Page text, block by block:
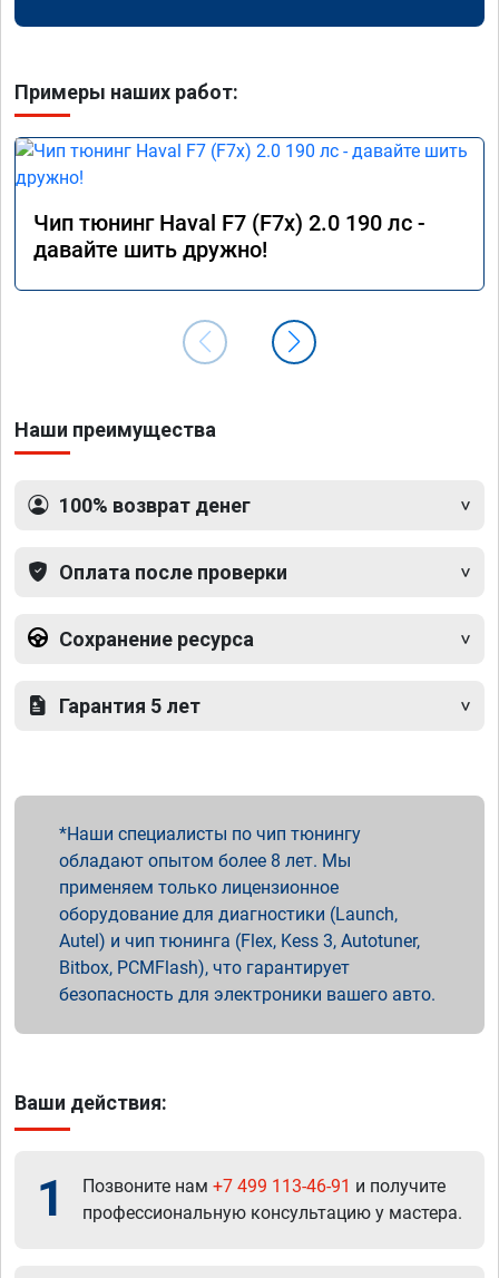
Примеры наших работ:
Чип тюнинг Haval F7 (F7x) 2.0 190 лс -
давайте шить дружно!
Наши преимущества
100% возврат денег
Оплата после проверки
Сохранение ресурса
Гарантия 5 лет
Наши специалисты по чип тюнингу
обладают опытом более 8 лет. Мы
применяем только лицензионное
оборудование для диагностики (Launch,
Autel) и чип тюнинга (Flex, Kess 3, Autotuner,
Bitbox, PCMFlash), что гарантирует
безопасность для электроники вашего авто.
Ваши действия:
1 Позвоните нам +7 499 113-46-91 и получите
профессиональную консультацию у мастера.